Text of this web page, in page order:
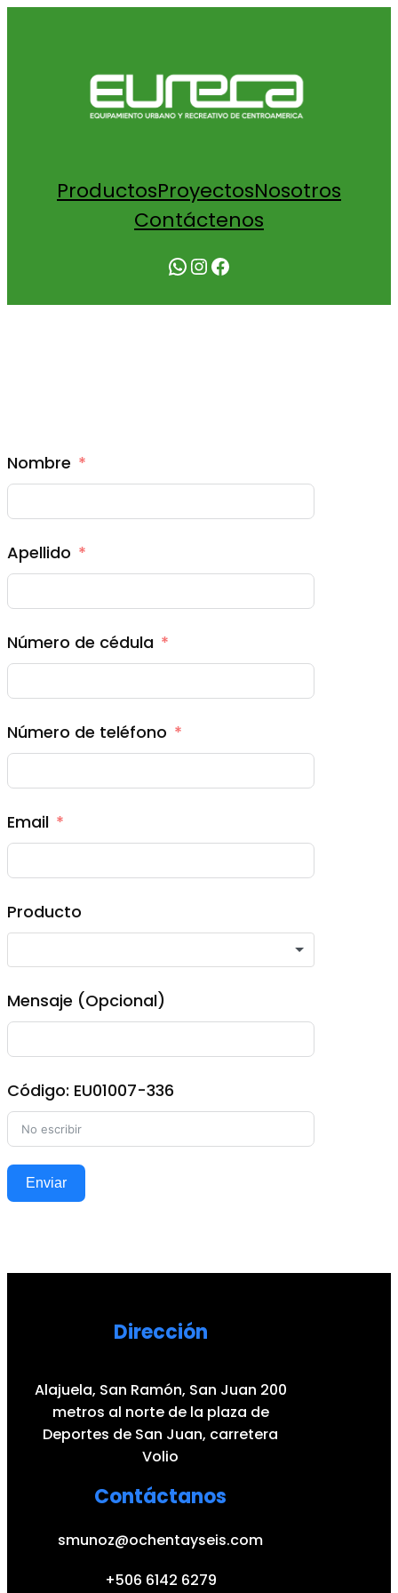
ProductosProyectosNosotros
Contáctenos
WhatsApp Instagram Facebook
Nombre
Apellido
Número de cédula
Número de teléfono
Email
Producto
Mensaje (Opcional)
Código: EU01007-336
Enviar
Dirección
Alajuela, San Ramón, San Juan 200
metros al norte de la plaza de
Deportes de San Juan, carretera
Volio
Contáctanos
smunoz@ochentayseis.com
+506 6142 6279